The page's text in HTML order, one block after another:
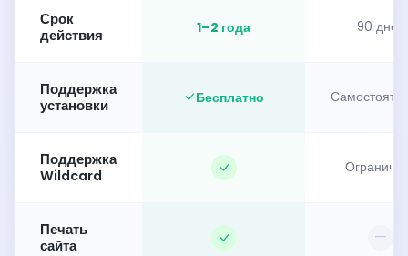
Срок
действия
1–2 года 90 дней
Поддержка
установки
Бесплатно
Поддержка
Wildcard
Печать
сайта
—